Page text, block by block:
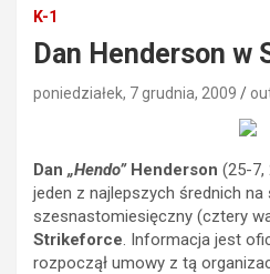
K-1
Dan Henderson w
poniedziałek, 7 grudnia, 2009
Dan „Hendo”Henderson (25-7,
jeden z najlepszych średnich na
szesnastomiesięczny (cztery
Strikeforce. Informacja jest
rozpoczął umowy z tą